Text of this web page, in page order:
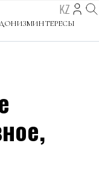
KZ
ИНТЕРЕСЫ